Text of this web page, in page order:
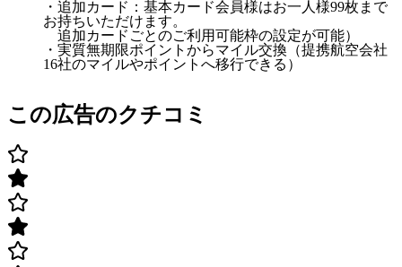
・追加カード：基本カード会員様はお一人様99枚まで
お持ちいただけます。
追加カードごとのご利用可能枠の設定が可能）
・実質無期限ポイントからマイル交換（提携航空会社
16社のマイルやポイントへ移行できる）
この広告のクチコミ